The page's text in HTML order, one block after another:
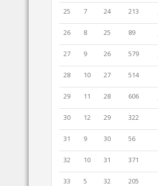
25 7 24 213
26 8 25 89
27 9 26 579
28 10 27 514
29 11 28 606
30 12 29 322
31 9 30 56
32 10 31 371
33 5 32 205